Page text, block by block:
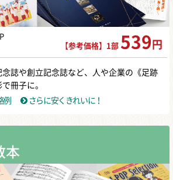
【参考価格】1部 539 円
誌や創立記念誌など、人や企業の《足跡
冊子に。
例 さらに安くきれいに！
本